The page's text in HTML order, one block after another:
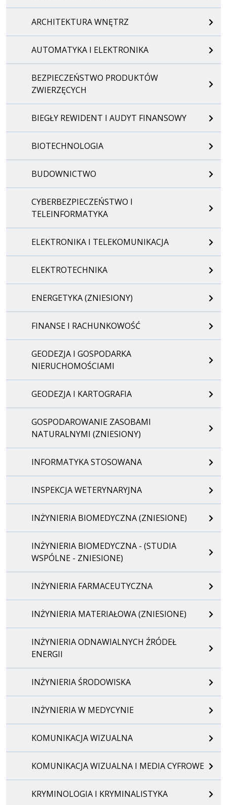
ARCHITEKTURA WNĘTRZ
AUTOMATYKA I ELEKTRONIKA
BEZPIECZEŃSTWO PRODUKTÓW
ZWIERZĘCYCH
BIEGŁY REWIDENT I AUDYT FINANSOWY
BIOTECHNOLOGIA
BUDOWNICTWO
CYBERBEZPIECZEŃSTWO I
TELEINFORMATYKA
ELEKTRONIKA I TELEKOMUNIKACJA
ELEKTROTECHNIKA
ENERGETYKA (ZNIESIONY)
FINANSE I RACHUNKOWOŚĆ
GEODEZJA I GOSPODARKA
NIERUCHOMOŚCIAMI
GEODEZJA I KARTOGRAFIA
GOSPODAROWANIE ZASOBAMI
NATURALNYMI (ZNIESIONY)
INFORMATYKA STOSOWANA
INSPEKCJA WETERYNARYJNA
INŻYNIERIA BIOMEDYCZNA (ZNIESIONE)
INŻYNIERIA BIOMEDYCZNA - (STUDIA
WSPÓLNE - ZNIESIONE)
INŻYNIERIA FARMACEUTYCZNA
INŻYNIERIA MATERIAŁOWA (ZNIESIONE)
INŻYNIERIA ODNAWIALNYCH ŹRÓDEŁ
ENERGII
INŻYNIERIA ŚRODOWISKA
INŻYNIERIA W MEDYCYNIE
KOMUNIKACJA WIZUALNA
KOMUNIKACJA WIZUALNA I MEDIA CYFROWE
KRYMINOLOGIA I KRYMINALISTYKA